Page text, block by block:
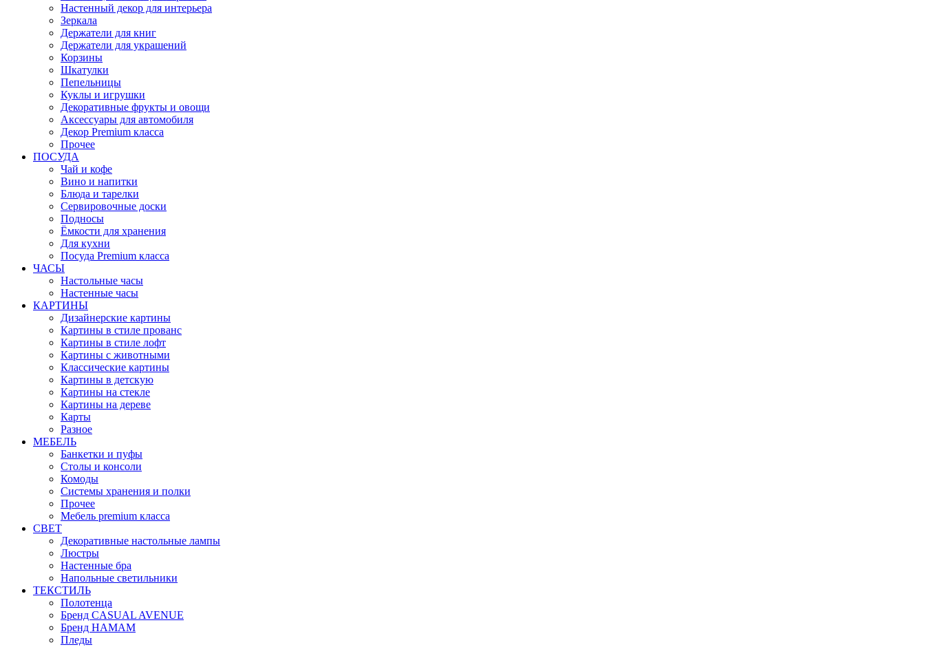
Настенный декор для интерьера
Зеркала
Держатели для книг
Держатели для украшений
Корзины
Шкатулки
Пепельницы
Куклы и игрушки
Декоративные фрукты и овощи
Аксессуары для автомобиля
Декор Premium класса
Прочее
ПОСУДА
Чай и кофе
Вино и напитки
Блюда и тарелки
Сервировочные доски
Подносы
Ёмкости для хранения
Для кухни
Посуда Premium класса
ЧАСЫ
Настольные часы
Настенные часы
КАРТИНЫ
Дизайнерские картины
Картины в стиле прованс
Картины в стиле лофт
Картины с животными
Классические картины
Картины в детскую
Картины на стекле
Картины на дереве
Карты
Разное
МЕБЕЛЬ
Банкетки и пуфы
Столы и консоли
Комоды
Системы хранения и полки
Прочее
Мебель premium класса
СВЕТ
Декоративные настольные лампы
Люстры
Настенные бра
Напольные светильники
ТЕКСТИЛЬ
Полотенца
Бренд CASUAL AVENUE
Бренд HAMAM
Пледы